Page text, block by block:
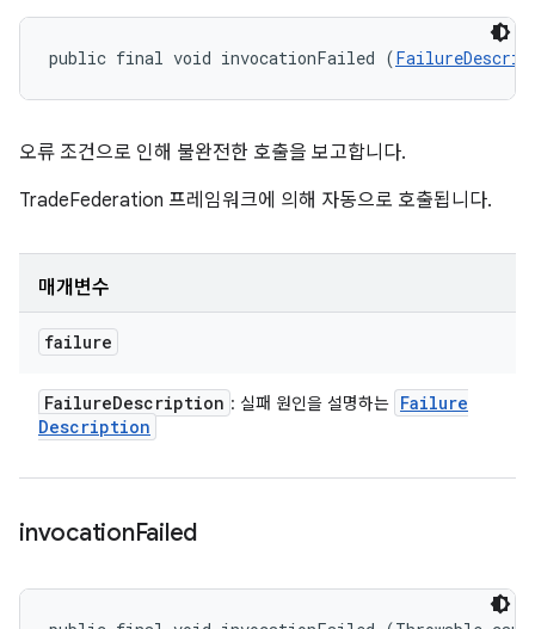
public final void invocationFailed (
오류 조건으로 인해 불완전한 호출을 보고합니다.
TradeFederation 프레임워크에 의해 자동으로 호출됩니다.
매개변수
failure
FailureDescription : 실패 원인을 설명하는 Failure
Description
invocationFailed